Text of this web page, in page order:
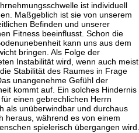
ist individuell
Maßgeblich ist sie von unserem
Befinden und unserer
Fitness beeinflusst. Schon die
kann uns aus dem
bringen. Als Folge der
Instabilität wird, wenn auch meist
Stabilität des Raumes in Frage
unangenehme Gefühl der
kommt auf. Ein solches Hindernis
einen gebrechlichen Herrn
als unüberwindbar und durchaus
heraus, während es von einem
spielerisch übergangen wird.